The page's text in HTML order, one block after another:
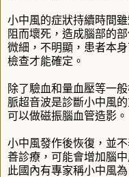
小中風的症狀持續時間
阻而壞死，造成腦部的
微細，不明顯，患者本
檢查才能確定。
除了驗血和量血壓等一
脈超音波是診斷小中風
可以做磁振腦血管造影。
小中風發作後恢復，並
善診療，可能會增加腦
此國內有專家稱小中風